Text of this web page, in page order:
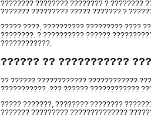
???????? ???????? ???????? ? ????????
??????? ????????? ????? ??????? ?
????? ????, ?????????? ????????? ????
????????. ? ?????????? ??????
????????????.
?????? ?? ???????????
?? ?????? ???????????? ????????????
???????????. ??? ?????? ????????????
????? ???????, ???????? ????????
??????? ????????? ??????????????